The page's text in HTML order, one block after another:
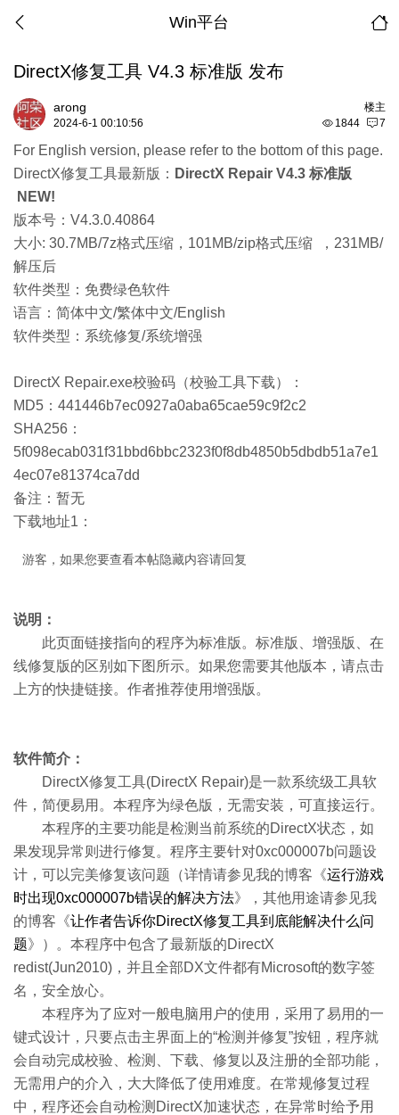
Win平台
DirectX修复工具 V4.3 标准版 发布
楼主
arong
1844 7
2024-6-1 00:10:56
For English version, please refer to the bottom of this page.
DirectX修复工具最新版： DirectX Repair V4.3 标准版
NEW!
版本号：V4.3.0.40864
大小: 30.7MB/7z格式压缩，101MB/zip格式压缩 ，231MB/
解压后
软件类型：免费绿色软件
语言：简体中文/繁体中文/English
软件类型：系统修复/系统增强
DirectX Repair.exe校验码（校验工具下载）：
MD5：441446b7ec0927a0aba65cae59c9f2c2
SHA256：
5f098ecab031f31bbd6bbc2323f0f8db4850b5dbdb51a7e1
4ec07e81374ca7dd
备注：暂无
下载地址1：
游客，如果您要查看本帖隐藏内容请回复
说明：
此页面链接指向的程序为标准版。标准版、增强版、在
线修复版的区别如下图所示。如果您需要其他版本，请点击
上方的快捷链接。作者推荐使用增强版。
软件简介：
DirectX修复工具(DirectX Repair)是一款系统级工具软
件，简便易用。本程序为绿色版，无需安装，可直接运行。
本程序的主要功能是检测当前系统的DirectX状态，如
果发现异常则进行修复。程序主要针对0xc000007b问题设
计，可以完美修复该问题（详情请参见我的博客《运行游戏
时出现0xc000007b错误的解决方法》，其他用途请参见我
的博客《让作者告诉你DirectX修复工具到底能解决什么问
题》）。本程序中包含了最新版的DirectX
redist(Jun2010)，并且全部DX文件都有Microsoft的数字签
名，安全放心。
本程序为了应对一般电脑用户的使用，采用了易用的一
键式设计，只要点击主界面上的“检测并修复”按钮，程序就
会自动完成校验、检测、下载、修复以及注册的全部功能，
无需用户的介入，大大降低了使用难度。在常规修复过程
中，程序还会自动检测DirectX加速状态，在异常时给予用